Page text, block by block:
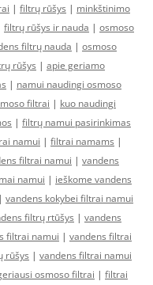
| filtrų rūšys | minkštinimo
filtrų rūšys ir nauda | osmoso
filtrų nauda | osmoso
rūšys | apie geriamo
| namui naudingi osmoso
filtrai | kuo naudingi
| filtrų namui pasirinkimas
namui | filtrai namams |
filtrai namui | vandens
namui | ieškome vandens
| vandens kokybei filtrai namui
filtrų rtūšys | vandens
filtrai namui | vandens filtrai
rūšys | vandens filtrai namui
osmoso filtrai | filtrai